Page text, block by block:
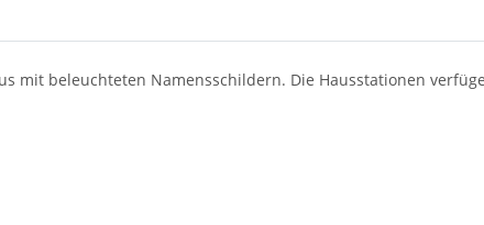
mit beleuchteten Namensschildern. Die Hausstationen